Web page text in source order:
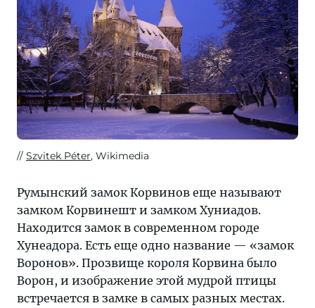
Szvitek Péter, Wikimedia
Румынский замок Корвинов еще называют
замком Корвинешт и замком Хуниадов.
Находится замок в современном городе
Хунеадора. Есть еще одно название — «замок
Воронов». Прозвище короля Корвина было
Ворон, и изображение этой мудрой птицы
встречается в замке в самых разных местах.